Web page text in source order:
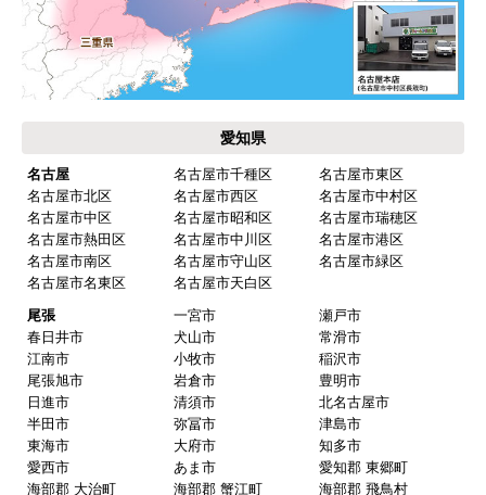
愛知県
名古屋 名古屋市千種区
名古屋市東区
名古屋市北区
名古屋市西区
名古屋市中村区
名古屋市中区
名古屋市昭和区
名古屋市瑞穂区
名古屋市熱田区
名古屋市中川区
名古屋市港区
名古屋市南区
名古屋市守山区
名古屋市緑区
名古屋市名東区
名古屋市天白区
尾張
一宮市
瀬戸市
春日井市
犬山市
常滑市
江南市
小牧市
稲沢市
尾張旭市
岩倉市
豊明市
日進市
清須市
北名古屋市
半田市
弥冨市
津島市
東海市
大府市
知多市
愛西市
あま市
愛知郡 東郷町
海部郡 大治町
海部郡 蟹江町
海部郡 飛鳥村